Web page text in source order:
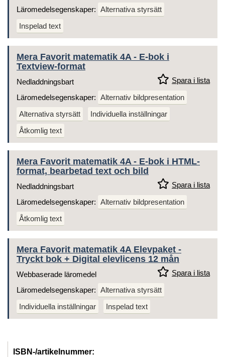
Läromedelsegenskaper: Alternativa styrsätt
Inspelad text
Mera Favorit matematik 4A - E-bok i
Textview-format
Spara i lista
Nedladdningsbart
Läromedelsegenskaper: Alternativ bildpresentation
Alternativa styrsätt
Individuella inställningar
Åtkomlig text
Mera Favorit matematik 4A - E-bok i HTML-
format, bearbetad text och bild
Spara i lista
Nedladdningsbart
Läromedelsegenskaper: Alternativ bildpresentation
Åtkomlig text
Mera Favorit matematik 4A Elevpaket -
Tryckt bok + Digital elevlicens 12 mån
Spara i lista
Webbaserade läromedel
Läromedelsegenskaper: Alternativa styrsätt
Individuella inställningar
Inspelad text
ISBN-/artikelnummer: